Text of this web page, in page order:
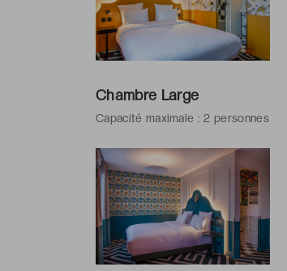
Chambre Large
Capacité maximale : 2 personnes